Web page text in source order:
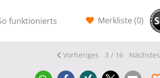
funktionierts Merkliste (0)
Vorheriges 3 / 16 Nächstes